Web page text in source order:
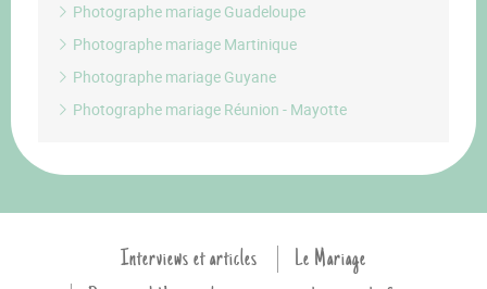
Photographe mariage Guadeloupe
Photographe mariage Martinique
Photographe mariage Guyane
Photographe mariage Réunion - Mayotte
Interviews et articles
Le Mariage